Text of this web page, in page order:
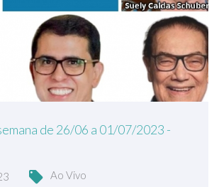
de 26/06 a 01/07/2023 -
Ao Vivo